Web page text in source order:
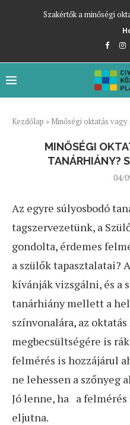
Szakértők a minőségi
Kezdőlap » Minőségi oktatás
MINŐSÉGI
TANÁRHIÁNY?
04/
Az egyre súlyosbodó
tagszervezetünk, a
gondolta, érdemes
a szülők tapasztalatai?
kívánják vizsgálni, és a
tanárhiány mellett a
színvonalára, az
megbecsültségére is
felmérés is hozzájárul
ne lehessen a szőnyeg
Jó lenne, ha a
eljutna.